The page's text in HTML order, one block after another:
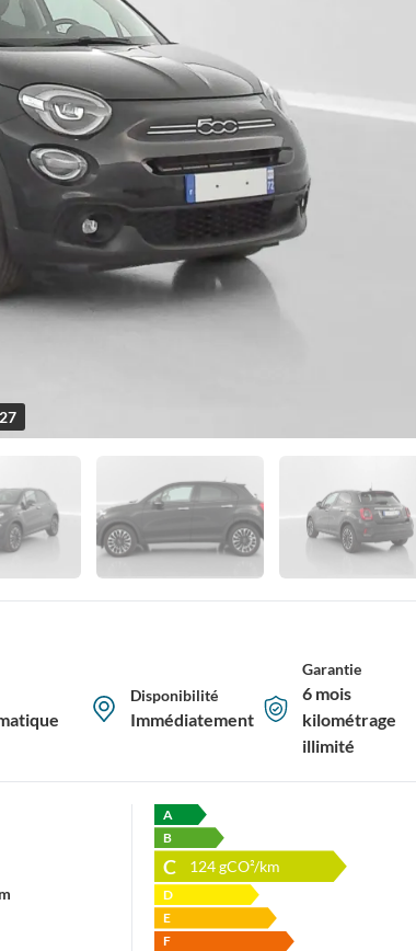
Disponibilité
Immédiatement
Garantie
6 mois
kilométrage
illimité
A
B
C 124gCO²/km
D
E
F